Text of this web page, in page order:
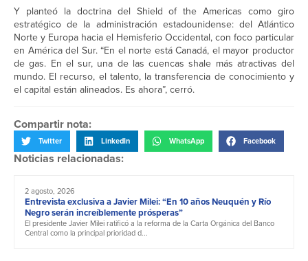
Y planteó la doctrina del Shield of the Americas como giro
estratégico de la administración estadounidense: del Atlántico
Norte y Europa hacia el Hemisferio Occidental, con foco particular
en América del Sur. “En el norte está Canadá, el mayor productor
de gas. En el sur, una de las cuencas shale más atractivas del
mundo. El recurso, el talento, la transferencia de conocimiento y
el capital están alineados. Es ahora”, cerró.
Compartir nota:
Twitter LinkedIn WhatsApp Facebook
Noticias relacionadas:
2 agosto, 2026
Entrevista exclusiva a Javier Milei: “En 10 años Neuquén y Río
Negro serán increíblemente prósperas”
El presidente Javier Milei ratificó a la reforma de la Carta Orgánica del Banco
Central como la principal prioridad d...